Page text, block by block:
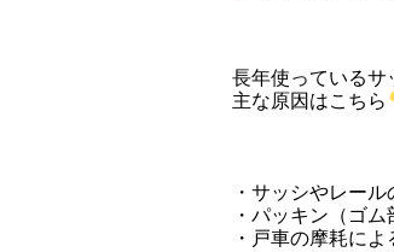
長年使っているサ
主な原因はこちら
・サッシやレール
・パッキン（ゴ
・戸車の摩耗に